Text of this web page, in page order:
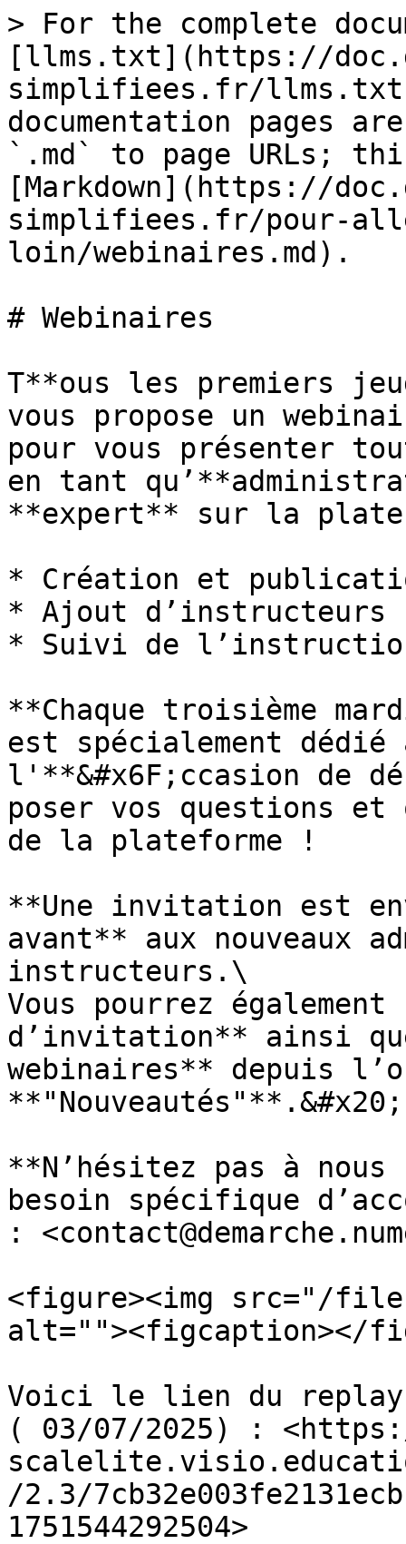
> For the complete
[llms.txt](https://
simplifiees.fr/
documentation pages
`.md` to page URLs;
[Markdown](https://
simplifiees.fr/pour-
loin/webinaires.md).
# Webinaires
T**ous les premiers
vous propose un
pour vous présenter
en tant
**expert** sur la
* Création et
* Ajout d’instructeurs
* Suivi de
**Chaque troisième
est spécialement
l'**&#x6F;ccasion de
poser vos questions
de la plateforme !
**Une invitation est
avant** aux nouveaux
instructeurs.\
Vous pourrez
d’invitation** ainsi
webinaires** depuis
**"Nouveautés"**.&#x20;
**N’hésitez pas à
besoin spécifique
:
<figure><img src="/files/
alt=""><figcaption></
Voici le lien du replay
( 03/07/2025) :
/2.3/
1751544292504>